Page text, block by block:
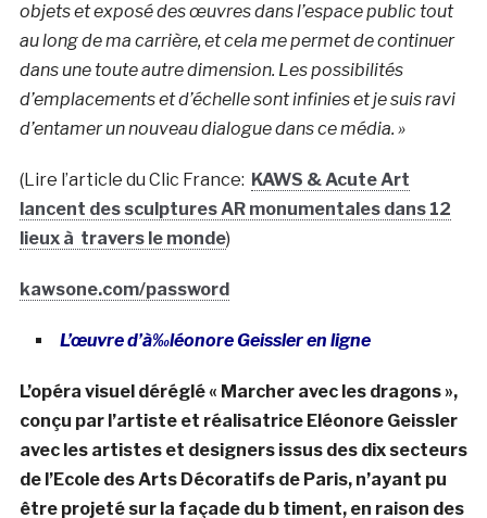
objets et exposé des œuvres dans l’espace public tout
au long de ma carrière, et cela me permet de continuer
dans une toute autre dimension. Les possibilités
d’emplacements et d’échelle sont infinies et je suis ravi
d’entamer un nouveau dialogue dans ce média. »
(Lire l’article du Clic France: KAWS & Acute Art
lancent des sculptures AR monumentales dans 12
lieux à travers le monde)
kawsone.com/password
L’œuvre d’à‰léonore Geissler en ligne
L’opéra visuel déréglé « Marcher avec les dragons »,
conçu par l’artiste et réalisatrice Eléonore Geissler
avec les artistes et designers issus des dix secteurs
de l’Ecole des Arts Décoratifs de Paris, n’ayant pu
être projeté sur la façade du b timent, en raison des